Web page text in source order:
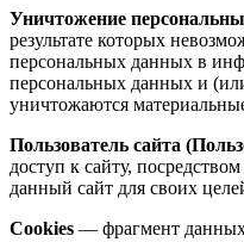
Уничтожение
результате которых
персональных данных в
персональных данных и
уничтожаются
Пользователь сайта
доступ к сайту,
данный сайт для своих
Cookies — фрагмент